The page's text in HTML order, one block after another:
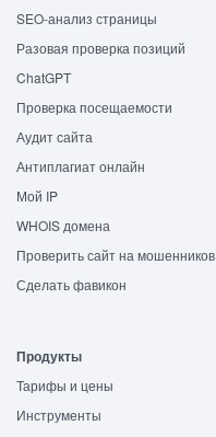
SEO-анализ страницы
Разовая проверка позиций
ChatGPT
Проверка посещаемости
Аудит сайта
Антиплагиат онлайн
Мой IP
WHOIS домена
Проверить сайт на мошенников
Сделать фавикон
Продукты
Тарифы и цены
Инструменты